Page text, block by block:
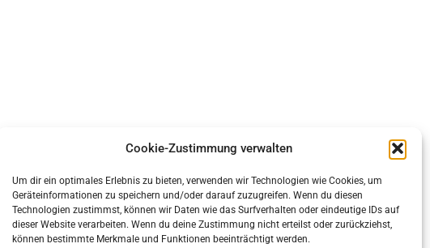
Cookie-Zustimmung verwalten
Um dir ein optimales Erlebnis zu bieten, verwenden wir Technologien wie Cookies, um
Geräteinformationen zu speichern und/oder darauf zuzugreifen. Wenn du diesen
Technologien zustimmst, können wir Daten wie das Surfverhalten oder eindeutige IDs auf
dieser Website verarbeiten. Wenn du deine Zustimmung nicht erteilst oder zurückziehst,
können bestimmte Merkmale und Funktionen beeinträchtigt werden.